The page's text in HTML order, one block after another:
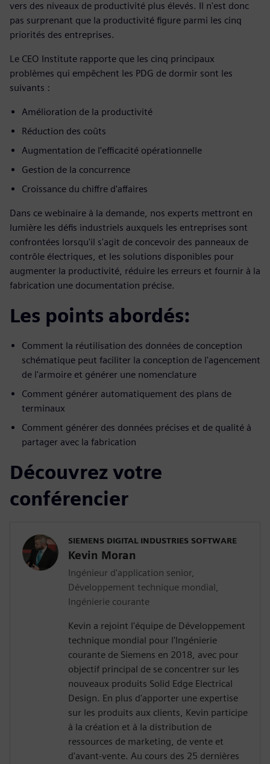
vers des niveaux de productivité plus élevés. Il n'est donc
pas surprenant que la productivité figure parmi les cinq
priorités des entreprises.
Le CEO Institute rapporte que les cinq principaux
problèmes qui empêchent les PDG de dormir sont les
suivants :
Amélioration de la productivité
Réduction des coûts
Augmentation de l'efficacité opérationnelle
Gestion de la concurrence
Croissance du chiffre d'affaires
Dans ce webinaire à la demande, nos experts mettront en
lumière les défis industriels auxquels les entreprises sont
confrontées lorsqu'il s'agit de concevoir des panneaux de
contrôle électriques, et les solutions disponibles pour
augmenter la productivité, réduire les erreurs et fournir à la
fabrication une documentation précise.
Les points abordés:
Comment la réutilisation des données de conception
schématique peut faciliter la conception de l'agencement
de l'armoire et générer une nomenclature
Comment générer automatiquement des plans de
terminaux
Comment générer des données précises et de qualité à
partager avec la fabrication
Découvrez votre
conférencier
SIEMENS DIGITAL INDUSTRIES SOFTWARE
Kevin Moran
Ingénieur d'application senior,
Développement technique mondial,
Ingénierie courante
Kevin a rejoint l'équipe de Développement
technique mondial pour l'Ingénierie
courante de Siemens en 2018, avec pour
objectif principal de se concentrer sur les
nouveaux produits Solid Edge Electrical
Design. En plus d'apporter une expertise
sur les produits aux clients, Kevin participe
à la création et à la distribution de
ressources de marketing, de vente et
d'avant-vente. Au cours des 25 dernières